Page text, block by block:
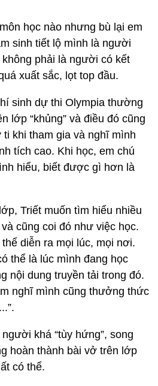
học nào nhưng bù lại em
sinh tiết lộ mình là người
phải là người có kết
xuất sắc, lọt top đầu.
sinh dự thi Olympia thường
lớp “khủng” và điều đó cũng
khi tham gia và nghĩ mình
tích cao. Khi học, em chú
hiểu, biết được gì hơn là
Triết muốn tìm hiểu nhiều
cũng coi đó như việc học.
diễn ra mọi lúc, mọi nơi.
thể là lúc mình đang học
nội dung truyền tải trong đó.
nghĩ mình cũng thưởng thức
khá “tùy hứng”, song
hoàn thành bài vở trên lớp
có thể.